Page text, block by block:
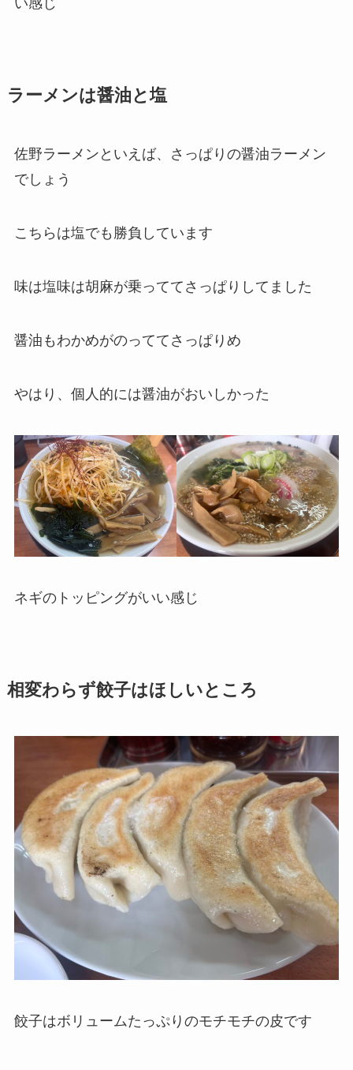
い感じ
ラーメンは醤油と塩
佐野ラーメンといえば、さっぱりの醤油ラーメン
でしょう
こちらは塩でも勝負しています
味は塩味は胡麻が乗っててさっぱりしてました
醤油もわかめがのっててさっぱりめ
やはり、個人的には醤油がおいしかった
ネギのトッピングがいい感じ
相変わらず餃子はほしいところ
餃子はボリュームたっぷりのモチモチの皮です